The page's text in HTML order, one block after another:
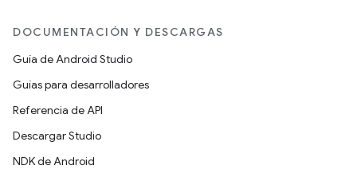
DOCUMENTACIÓN Y DESCARGAS
Guía de Android Studio
Guías para desarrolladores
Referencia de API
Descargar Studio
NDK de Android